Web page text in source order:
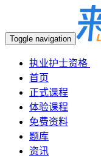
Toggle navigation
执业护士资格
首页
正式课程
体验课程
免费资料
题库
资讯